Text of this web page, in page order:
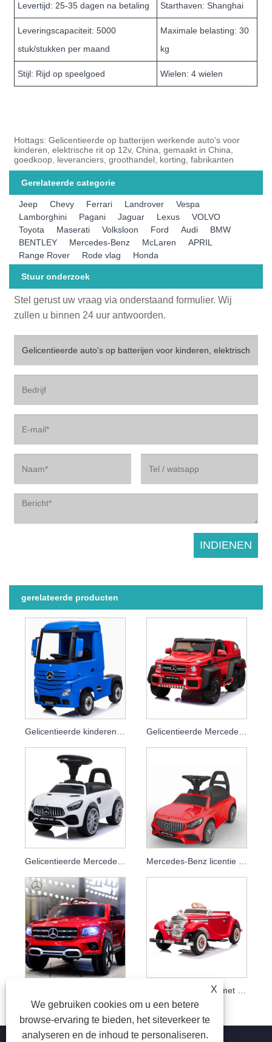
Levertijd: 25-35 dagen na betaling Starthaven: Shanghai
Leveringscapaciteit: 5000
stuk/stukken per maand
Maximale belasting: 30
kg
Stijl: Rijd op speelgoed Wielen: 4 wielen
Hottags: Gelicentieerde op batterijen werkende auto's voor
kinderen, elektrische rit op 12v, China, gemaakt in China,
goedkoop, leveranciers, groothandel, korting, fabrikanten
Gerelateerde categorie
Jeep Chevy Ferrari Landrover
Vespa
Lamborghini
Pagani Jaguar Lexus
VOLVO
Toyota
Maserati Volksloon Ford Audi
BMW
BENTLEY
Mercedes-Benz McLaren
APRIL
Range Rover
Rode vlag Honda
Stuur onderzoek
Stel gerust uw vraag via onderstaand formulier. Wij
zullen u binnen 24 uur antwoorden.
gerelateerde producten
Gelicentieerde Mercedes-duwauto
2020 Nieuw model met licentie
X
We gebruiken cookies om u een betere
browse-ervaring te bieden, het siteverkeer te
analyseren en de inhoud te personaliseren.